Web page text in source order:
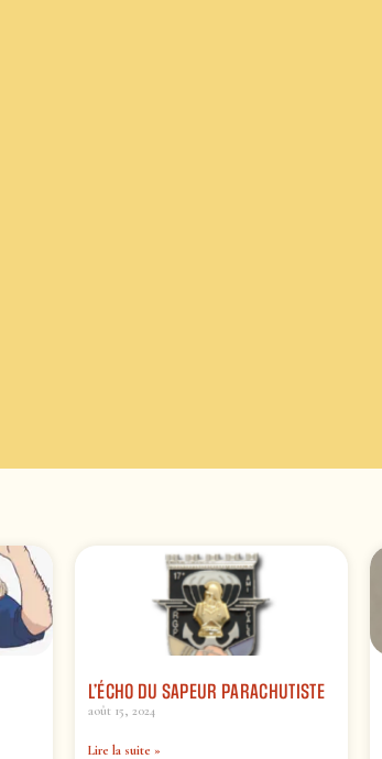
L’ÉCHO DU SAPEUR PARACHUTISTE
août 15, 2024
Lire la suite »